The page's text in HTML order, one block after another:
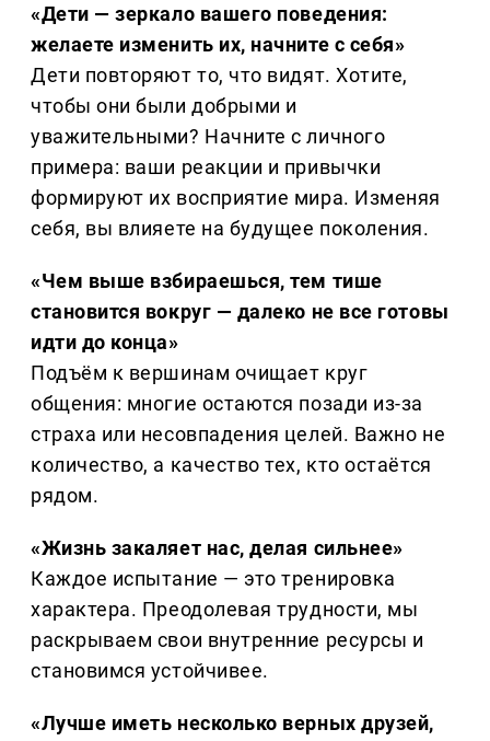
«Дети — зеркало вашего поведения:
желаете изменить их, начните с себя»
Дети повторяют то, что видят. Хотите,
чтобы они были добрыми и
уважительными? Начните с личного
примера: ваши реакции и привычки
формируют их восприятие мира. Изменяя
себя, вы влияете на будущее поколения.
«Чем выше взбираешься, тем тише
становится вокруг — далеко не все готовы
идти до конца»
Подъём к вершинам очищает круг
общения: многие остаются позади из-за
страха или несовпадения целей. Важно не
количество, а качество тех, кто остаётся
рядом.
«Жизнь закаляет нас, делая сильнее»
Каждое испытание — это тренировка
характера. Преодолевая трудности, мы
раскрываем свои внутренние ресурсы и
становимся устойчивее.
«Лучше иметь несколько верных друзей,